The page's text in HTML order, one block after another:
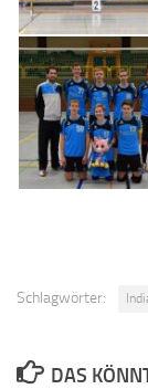
Schlagwörter:
DAS